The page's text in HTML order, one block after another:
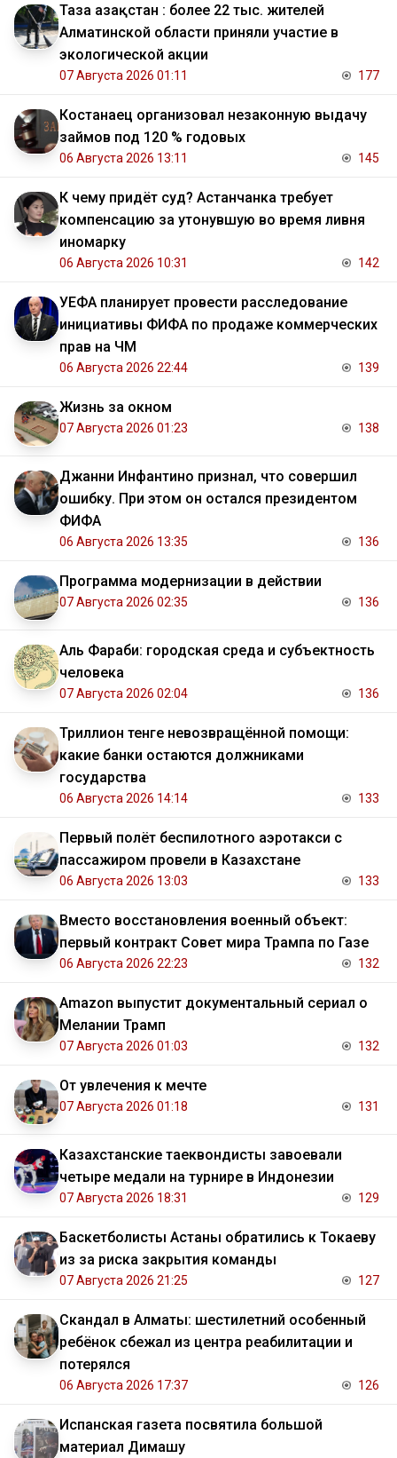
Таза Қазақстан : более 22 тыс. жителей
Алматинской области приняли участие в
экологической акции
07 Августа 2026 01:11 177
Костанаец организовал незаконную выдачу
займов под 120 % годовых
06 Августа 2026 13:11 145
К чему придёт суд? Астанчанка требует
компенсацию за утонувшую во время ливня
иномарку
06 Августа 2026 10:31 142
УЕФА планирует провести расследование
инициативы ФИФА по продаже коммерческих
прав на ЧМ
06 Августа 2026 22:44 139
Жизнь за окном
07 Августа 2026 01:23 138
Джанни Инфантино признал, что совершил
ошибку. При этом он остался президентом
ФИФА
06 Августа 2026 13:35 136
Программа модернизации в действии
07 Августа 2026 02:35 136
Аль Фараби: городская среда и субъектность
человека
07 Августа 2026 02:04 136
Триллион тенге невозвращённой помощи:
какие банки остаются должниками
государства
06 Августа 2026 14:14 133
Первый полёт беспилотного аэротакси с
пассажиром провели в Казахстане
06 Августа 2026 13:03 133
Вместо восстановления военный объект:
первый контракт Совет мира Трампа по Газе
06 Августа 2026 22:23 132
Amazon выпустит документальный сериал о
Мелании Трамп
07 Августа 2026 01:03 132
От увлечения к мечте
07 Августа 2026 01:18 131
Казахстанские таеквондисты завоевали
четыре медали на турнире в Индонезии
07 Августа 2026 18:31 129
Баскетболисты Астаны обратились к Токаеву
из за риска закрытия команды
07 Августа 2026 21:25 127
Скандал в Алматы: шестилетний особенный
ребёнок сбежал из центра реабилитации и
потерялся
06 Августа 2026 17:37 126
Испанская газета посвятила большой
материал Димашу